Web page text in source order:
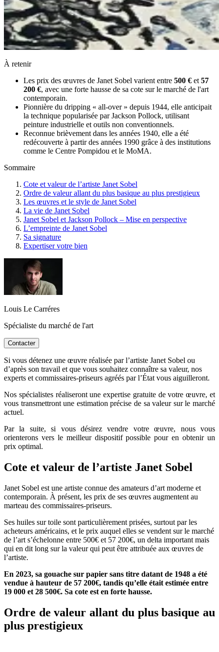
À retenir
Les prix des œuvres de Janet Sobel varient entre 500 € et 57
200 €, avec une forte hausse de sa cote sur le marché de l'art
contemporain.
Pionnière du dripping « all-over » depuis 1944, elle anticipait
la technique popularisée par Jackson Pollock, utilisant
peinture industrielle et outils non conventionnels.
Reconnue brièvement dans les années 1940, elle a été
redécouverte à partir des années 1990 grâce à des institutions
comme le Centre Pompidou et le MoMA.
Sommaire
Cote et valeur de l’artiste Janet Sobel
Ordre de valeur allant du plus basique au plus prestigieux
Les œuvres et le style de Janet Sobel
La vie de Janet Sobel
Janet Sobel et Jackson Pollock – Mise en perspective
L’empreinte de Janet Sobel
Sa signature
Expertiser votre bien
Louis Le Carréres
Spécialiste du marché de l'art
Contacter
Si vous détenez une œuvre réalisée par l’artiste Janet Sobel ou
d’après son travail et que vous souhaitez connaître sa valeur, nos
experts et commissaires-priseurs agréés par l’État vous aiguilleront.
Nos spécialistes réaliseront une expertise gratuite de votre œuvre, et
vous transmettront une estimation précise de sa valeur sur le marché
actuel.
Par la suite, si vous désirez vendre votre œuvre, nous vous
orienterons vers le meilleur dispositif possible pour en obtenir un
prix optimal.
Cote et valeur de l’artiste Janet Sobel
Janet Sobel est une artiste connue des amateurs d’art moderne et
contemporain. À présent, les prix de ses œuvres augmentent au
marteau des commissaires-priseurs.
Ses huiles sur toile sont particulièrement prisées, surtout par les
acheteurs américains, et le prix auquel elles se vendent sur le marché
de l’art s’échelonne entre 500€ et 57 200€, un delta important mais
qui en dit long sur la valeur qui peut être attribuée aux œuvres de
l’artiste.
En 2023, sa gouache sur papier sans titre datant de 1948 a été
vendue à hauteur de 57 200€, tandis qu’elle était estimée entre
19 000 et 28 500€. Sa cote est en forte hausse.
Ordre de valeur allant du plus basique au
plus prestigieux